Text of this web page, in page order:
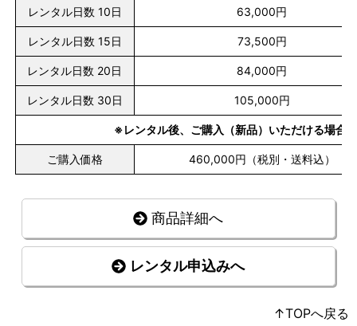
レンタル日数 10日 63,000円
レンタル日数 15日 73,500円
レンタル日数 20日 84,000円
レンタル日数 30日 105,000円
※レンタル後、ご購入（新品）いただける場合
ご購入価格 460,000円（税別・送料込）
商品詳細へ
レンタル申込みへ
↑TOPへ戻る